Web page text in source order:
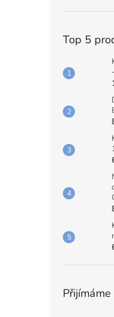
Top 5